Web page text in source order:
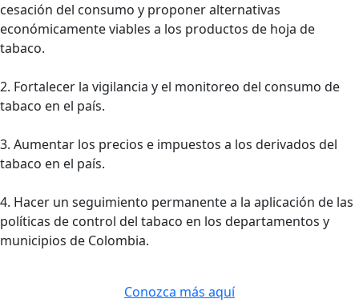
cesación del consumo y proponer alternativas
económicamente viables a los productos de hoja de
tabaco.
2. Fortalecer la vigilancia y el monitoreo del consumo de
tabaco en el país.
3. Aumentar los precios e impuestos a los derivados del
tabaco en el país.
4. Hacer un seguimiento permanente a la aplicación de las
políticas de control del tabaco en los departamentos y
municipios de Colombia.
Conozca más aquí